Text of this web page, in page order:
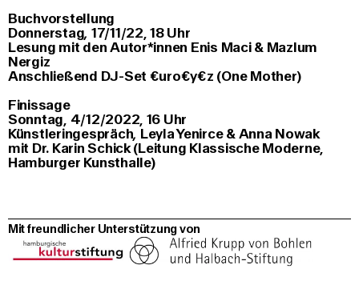
Buchvorstellung
Donnerstag, 17/11/22, 18 Uhr
Lesung mit den Autor*innen Enis Maci & Mazlum
Nergiz
Anschließend DJ-Set €uro€y€z (One Mother)
Finissage
Sonntag, 4/12/2022, 16 Uhr
Künstleringespräch, Leyla Yenirce & Anna Nowak
mit Dr. Karin Schick (Leitung Klassische Moderne,
Hamburger Kunsthalle)
Mit freundlicher Unterstützung von